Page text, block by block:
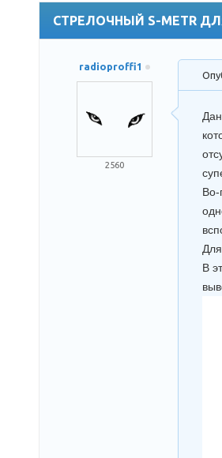
СТРЕЛОЧНЫЙ S-METR
radioproffi1
2560
Во-
В